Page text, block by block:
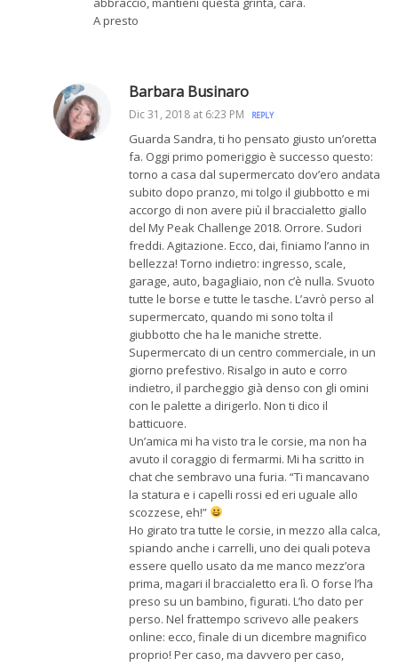
A presto
Barbara Businaro
Dic 31, 2018 at 6:23 PM REPLY
Guarda Sandra, ti ho pensato giusto un’oretta
fa. Oggi primo pomeriggio è successo questo:
torno a casa dal supermercato dov’ero andata
subito dopo pranzo, mi tolgo il giubbotto e mi
accorgo di non avere più il braccialetto giallo
del My Peak Challenge 2018. Orrore. Sudori
freddi. Agitazione. Ecco, dai, finiamo l’anno in
bellezza! Torno indietro: ingresso, scale,
garage, auto, bagagliaio, non c’è nulla. Svuoto
tutte le borse e tutte le tasche. L’avrò perso al
supermercato, quando mi sono tolta il
giubbotto che ha le maniche strette.
Supermercato di un centro commerciale, in un
giorno prefestivo. Risalgo in auto e corro
indietro, il parcheggio già denso con gli omini
con le palette a dirigerlo. Non ti dico il
batticuore.
Un’amica mi ha visto tra le corsie, ma non ha
avuto il coraggio di fermarmi. Mi ha scritto in
chat che sembravo una furia. “Ti mancavano
la statura e i capelli rossi ed eri uguale allo
scozzese, eh!”
Ho girato tra tutte le corsie, in mezzo alla calca,
spiando anche i carrelli, uno dei quali poteva
essere quello usato da me manco mezz’ora
prima, magari il braccialetto era lì. O forse l’ha
preso su un bambino, figurati. L’ho dato per
perso. Nel frattempo scrivevo alle peakers
online: ecco, finale di un dicembre magnifico
proprio! Per caso, ma davvero per caso,